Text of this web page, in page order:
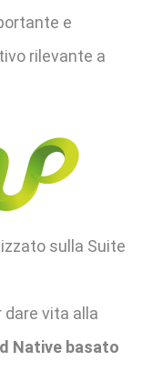
e
rilevante a
sulla Suite
dare vita alla
Native basato